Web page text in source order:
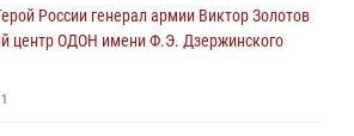
России генерал армии Виктор Золотов
центр ОДОН имени Ф.Э. Дзержинского
1